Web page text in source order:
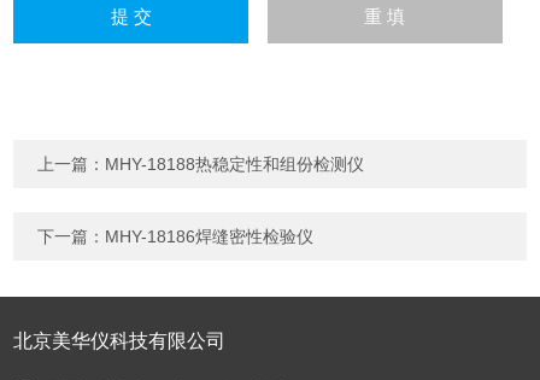
上一篇： MHY-18188热稳定性和组份检测仪
下一篇： MHY-18186焊缝密性检验仪
北京美华仪科技有限公司